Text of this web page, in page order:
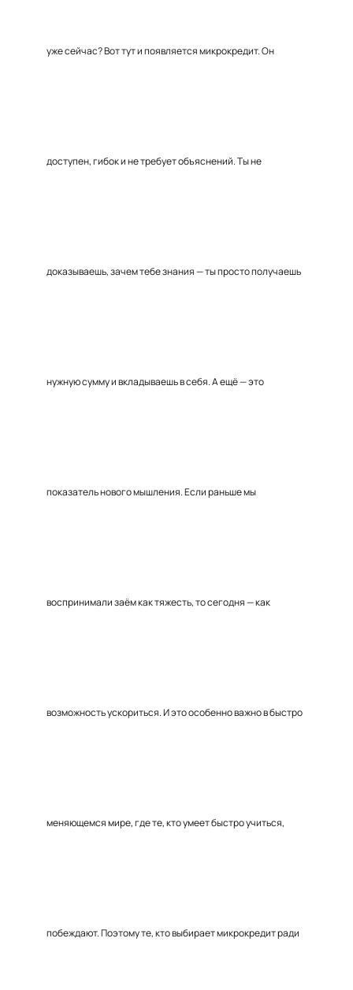
уже сейчас? Вот тут и появляется микрокредит. Он
доступен, гибок и не требует объяснений. Ты не
доказываешь, зачем тебе знания — ты просто получаешь
нужную сумму и вкладываешь в себя. А ещё — это
показатель нового мышления. Если раньше мы
воспринимали заём как тяжесть, то сегодня — как
возможность ускориться. И это особенно важно в быстро
меняющемся мире, где те, кто умеет быстро учиться,
побеждают. Поэтому те, кто выбирает микрокредит ради